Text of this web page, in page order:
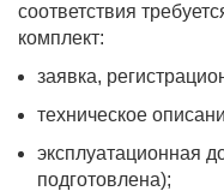
соответствия
комплект:
заявка,
техническое
эксплуатационная
подготовлена);